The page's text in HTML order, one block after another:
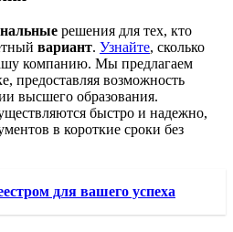
решения для тех, кто
вариант. Узнайте, сколько
компанию. Мы предлагаем
предоставляя возможность
высшего образования.
быстро и надежно,
в короткие сроки без
для вашего успеха